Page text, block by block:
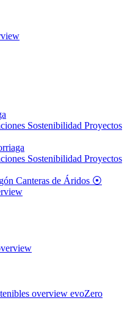
Sostenibilidad Proyectos
Sostenibilidad Proyectos
Canteras de Áridos ⦿
overview evoZero